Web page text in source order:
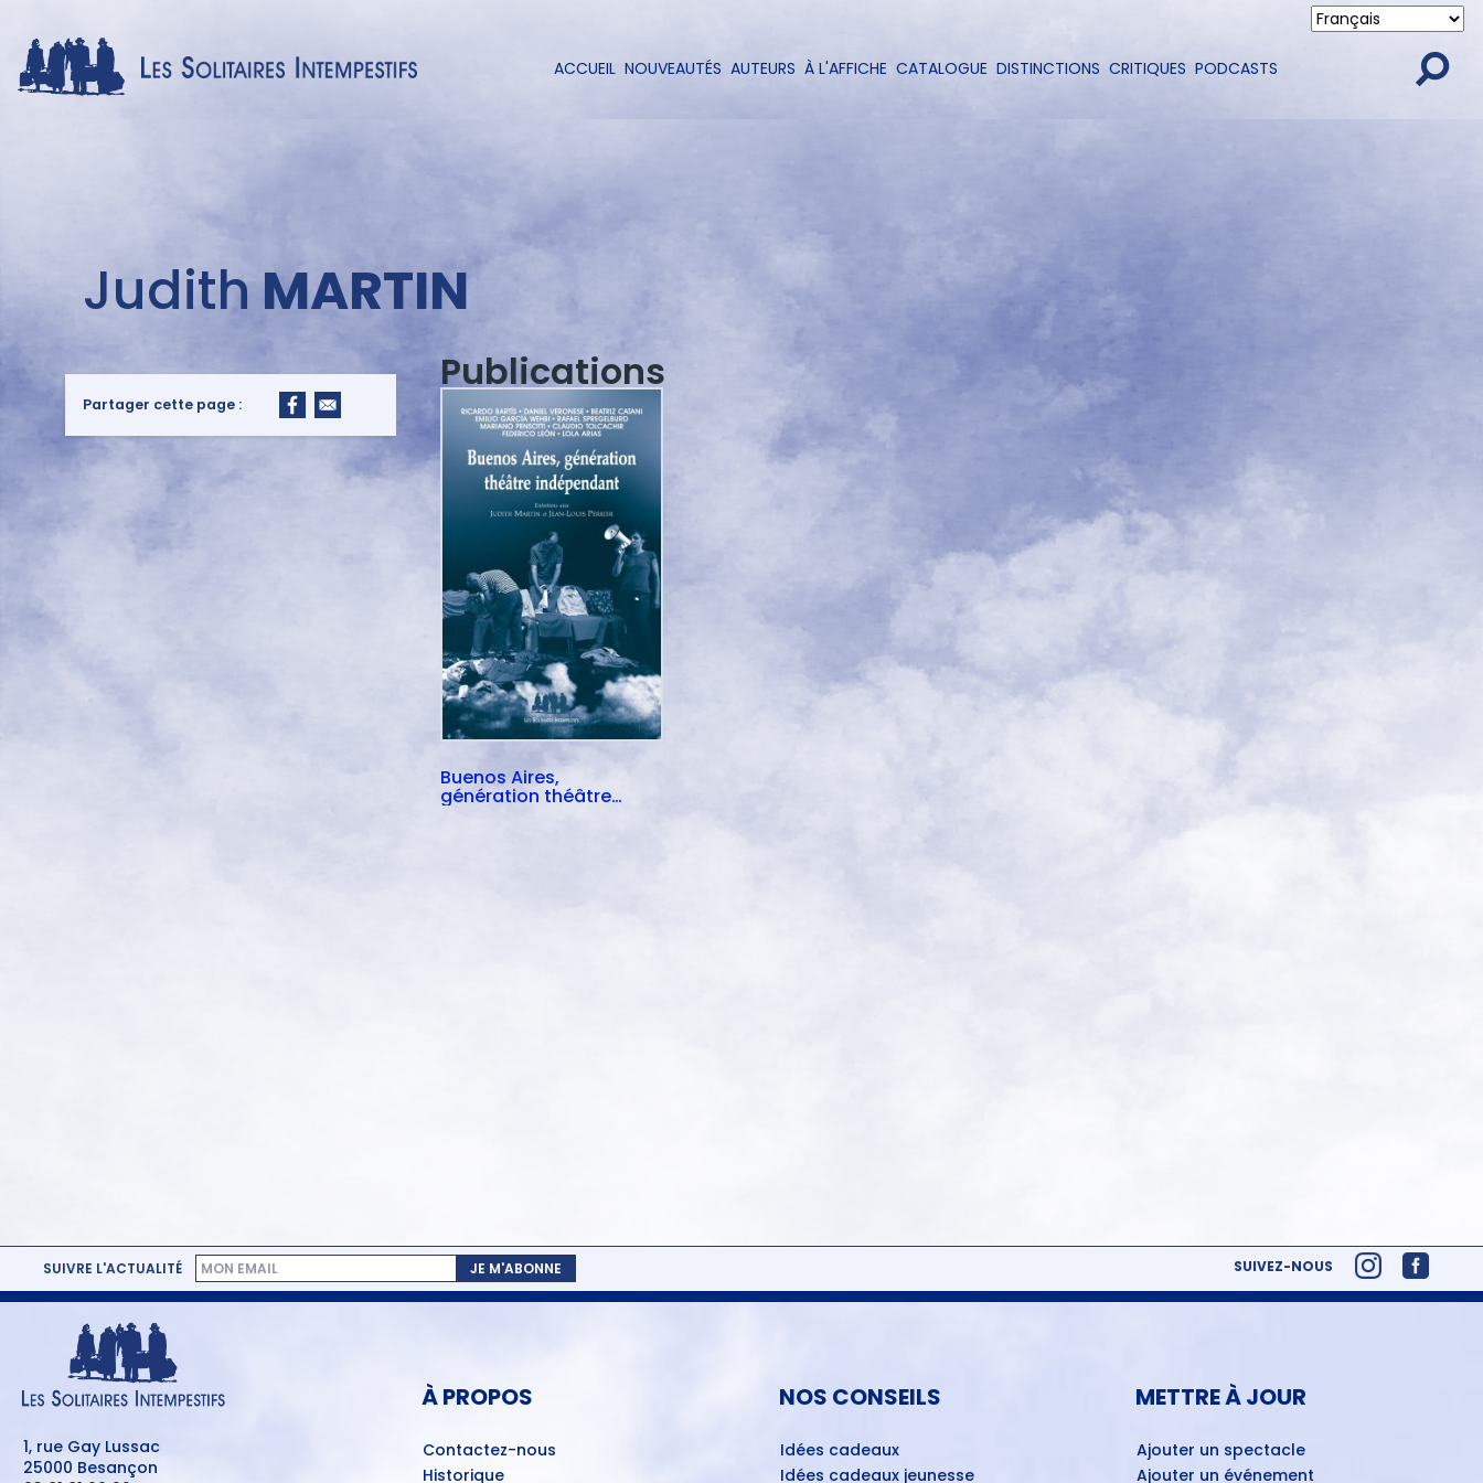
contenu
Navigation
ACCUEIL NOUVEAUTÉS AUTEURS À L'AFFICHE CATALOGUE DISTINCTIONS CRITIQUES PODCASTS
JudithMARTIN
Publications
Buenos Aires,
génération théâtre
indépendant
Partager cette page :
SUIVRE L'ACTUALITÉ JE M'ABONNE SUIVEZ-NOUS
1, rue Gay Lussac
25000 Besançon
À PROPOS
Contactez-nous
Historique
NOS CONSEILS
Idées cadeaux
Idées cadeaux jeunesse
METTRE À JOUR
Ajouter un spectacle
Ajouter un événement